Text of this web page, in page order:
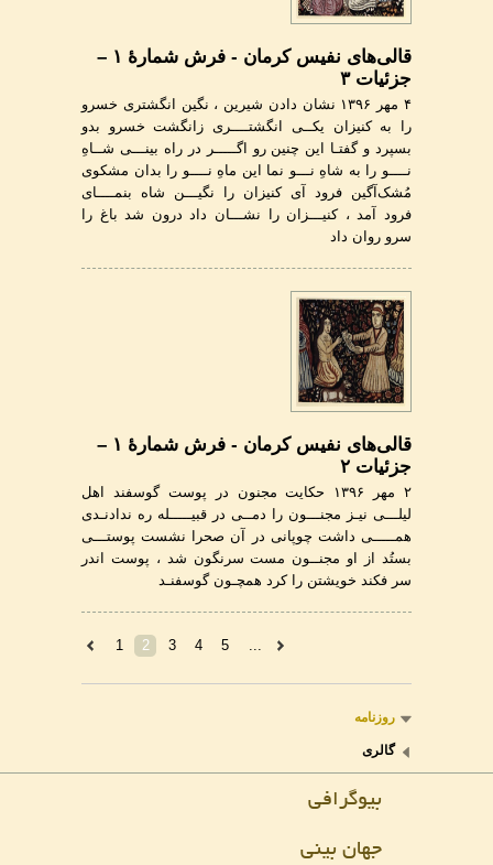
قالی‌های نفیس کرمان - فرش شمارۀ ۱ –
جزئیات ۳
۴ مهر ۱۳۹۶ نشان دادن شیرین ، نگین انگشتری خسرو
را به کنیزان یکــی انگشتــــری زانگشت خسرو بدو
بسپرد و گفتـا این چنین رو اگـــــر در راه بینـــی شــاهِ
نــــو را به شاهِ نـــو نما این ماهِ نــــو را بدان مشکوی
مُشک‌آگین فرود آی کنیزان را نگیـــن شاه بنمــــای
فرود آمد ، کنیـــزان را نشـــان داد درون شد باغ را
سرو روان داد
قالی‌های نفیس کرمان - فرش شمارۀ ۱ –
جزئیات ۲
۲ مهر ۱۳۹۶ حکایت مجنون در پوست گوسفند اهل
لیلـــی نیـز مجنـــون را دمــی در قبیـــــله ره ندادنـدی
همـــــی داشت چوپانی در آن صحرا نشست پوستـــی
بستُد از او مجنــون مست سرنگون شد ، پوست اندر
سر فکند خویشتن را کرد همچـون گوسفنـد
1 2 3 4 5 ...
روزنامه
گالری
بیوگرافی
جهان بینی